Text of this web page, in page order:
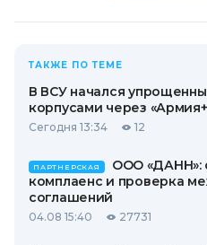
ТАКЖЕ ПО ТЕМЕ
В ВСУ начался
корпусами через
Сегодня 13:34 12
ПАРТНЕРСКАЯ
ООО «ДАНН»:
комплаенс и проверка
соглашений
04.08 15:40 27731